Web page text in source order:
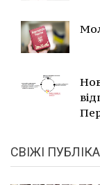
СВІЖІ